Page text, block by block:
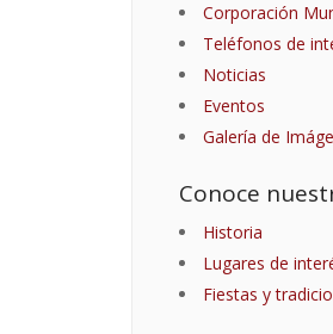
Corporación
Teléfonos de
Noticias
Eventos
Galería de
Conoce
Historia
Lugares de
Fiestas y